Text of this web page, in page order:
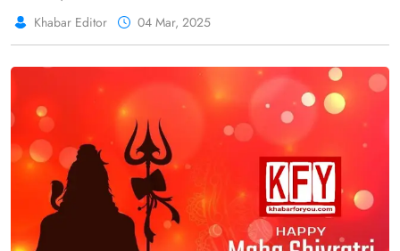
Khabar Editor 04 Mar, 2025